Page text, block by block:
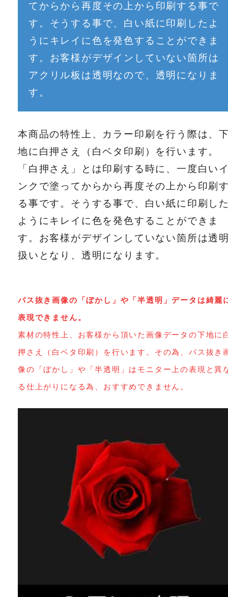
てからから再度その上から印刷する事で
す。そうする事で、白い紙に印刷したよ
うにキレイに色を発色することができま
す。お客様がデザインしていない箇所は
アクリル板は透明なので、透明になりま
す。
本商品の特性上、カラー印刷を行う際は、
地に白押さえ（白ベタ印刷）を行います。
「白押さえ」とは印刷する時に、一度白い
ンクで塗ってからから再度その上から印刷
る事です。そうする事で、白い紙に印刷し
ようにキレイに色を発色することができま
す。お客様がデザインしていない箇所は透
扱いとなり、透明になります。
パス抜き画像の「ぼかし」や「半透明」データは綺麗
表現できません。
素材の特性上、お客様から頂いた画像データの下地に
押さえ（白ベタ印刷）を行います。その為、パス抜き
像の「ぼかし」や「半透明」はモニター上の表現と異
る仕上がりになる為、おすすめできません。